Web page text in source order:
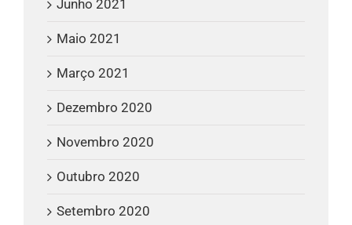
Junho 2021
Maio 2021
Março 2021
Dezembro 2020
Novembro 2020
Outubro 2020
Setembro 2020